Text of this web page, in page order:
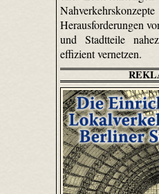
Herausforderungen
und Stadtteile
effizient vernetzen.